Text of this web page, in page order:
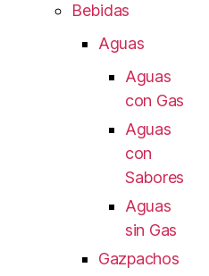
Bebidas
Aguas
Aguas
con Gas
Aguas
con
Sabores
Aguas
sin Gas
Gazpachos